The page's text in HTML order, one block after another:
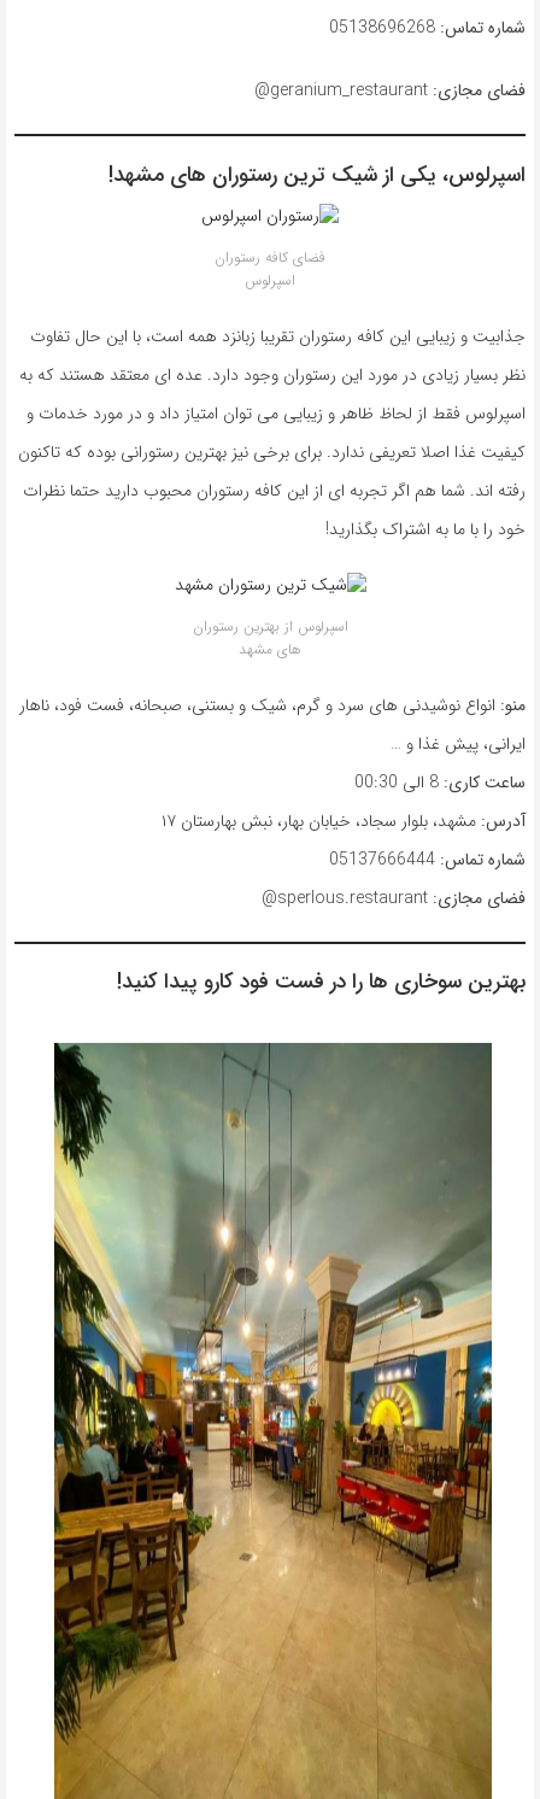
شماره تماس:
فضای مجازی:
اسپرلوس، یکی از شیک ترین رستوران های مشهد!
فضای کافه رستوران
اسپرلوس
جذابیت و زیبایی این کافه رستوران تقریبا زبانزد همه است، با این حال تفاوت
نظر بسیار زیادی در مورد این رستوران وجود دارد. عده ای معتقد هستند که به
اسپرلوس فقط از لحاظ ظاهر و زیبایی می توان امتیاز داد و در مورد خدمات و
کیفیت غذا اصلا تعریفی ندارد. برای برخی نیز بهترین رستورانی بوده که تاکنون
رفته اند. شما هم اگر تجربه ای از این کافه رستوران محبوب دارید حتما نظرات
خود را با ما به اشتراک بگذارید!
اسپرلوس از بهترین رستوران
های مشهد
منو: انواع نوشیدنی های سرد و گرم، شیک و بستنی، صبحانه، فست فود، ناهار
ایرانی، پیش غذا و …
ساعت کاری:
آدرس: مشهد، بلوار سجاد، خیابان بهار، نبش بهارستان ۱۷
شماره تماس: 05137666444
فضای مجازی: sperlous.restaurant@
بهترین سوخاری ها را در فست فود کارو پیدا کنید!